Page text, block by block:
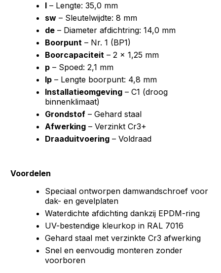
l – Lengte: 35,0 mm
sw – Sleutelwijdte: 8 mm
de – Diameter afdichtring: 14,0 mm
Boorpunt – Nr. 1 (BP1)
Boorcapaciteit – 2 × 1,25 mm
p – Spoed: 2,1 mm
lp – Lengte boorpunt: 4,8 mm
Installatieomgeving – C1 (droog
binnenklimaat)
Grondstof – Gehard staal
Afwerking – Verzinkt Cr3+
Draaduitvoering – Voldraad
Voordelen
Speciaal ontworpen damwandschroef voor
dak- en gevelplaten
Waterdichte afdichting dankzij EPDM-ring
UV-bestendige kleurkop in RAL 7016
Gehard staal met verzinkte Cr3 afwerking
Snel en eenvoudig monteren zonder
voorboren